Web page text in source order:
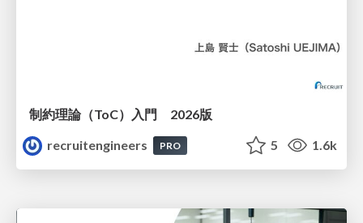
制約理論（ToC）入門 2026版
recruitengineers
PRO 5 1.6k